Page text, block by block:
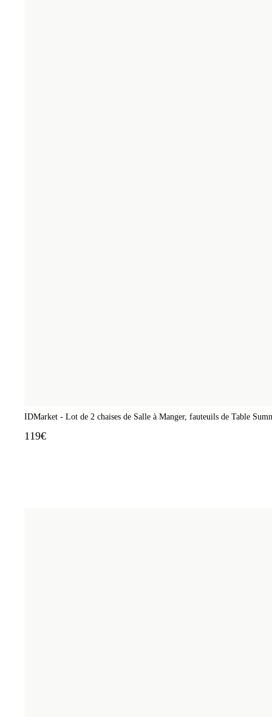
IDMarket - Lot de 2 chaises de Salle à Manger, fauteuils de Table
119€